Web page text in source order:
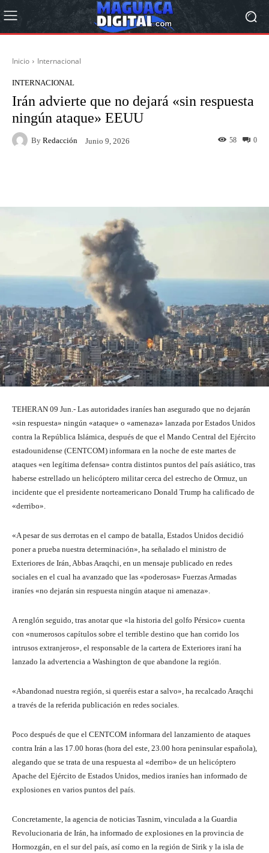
Inicio Internacional
INTERNACIONAL
Irán advierte que no dejará «sin respuesta
ningún ataque» EEUU
By Redacción Junio 9, 2026 0
58
TEHERAN 09 Jun.- Las autoridades iraníes han asegurado que no dejarán
«sin respuesta» ningún «ataque» o «amenaza» lanzada por Estados Unidos
contra la República Islámica, después de que el Mando Central del Ejército
estadounidense (CENTCOM) informara en la noche de este martes de
ataques «en legítima defensa» contra distintos puntos del país asiático, tras
haberse estrellado un helicóptero militar cerca del estrecho de Ormuz, un
incidente que el presidente norteamericano Donald Trump ha calificado de
«derribo».
«A pesar de sus derrotas en el campo de batalla, Estados Unidos decidió
poner a prueba nuestra determinación», ha señalado el ministro de
Exteriores de Irán, Abbas Araqchi, en un mensaje publicado en redes
sociales en el cual ha avanzado que las «poderosas» Fuerzas Armadas
iraníes «no dejarán sin respuesta ningún ataque ni amenaza».
A renglón seguido, tras anotar que «la historia del golfo Pérsico» cuenta
con «numerosos capítulos sobre el terrible destino que han corrido los
intrusos extranjeros», el responsable de la cartera de Exteriores iraní ha
lanzado la advertencia a Washington de que abandone la región.
«Abandonad nuestra región, si queréis estar a salvo», ha recalcado Araqchi
a través de la referida publicación en redes sociales.
Poco después de que el CENTCOM informara del lanzamiento de ataques
contra Irán a las 17.00 horas (hora del este, 23.00 hora peninsular española),
alegando que se trata de una respuesta al «derribo» de un helicóptero
Apache del Ejército de Estados Unidos, medios iraníes han informado de
explosiones en varios puntos del país.
Concretamente, la agencia de noticias Tasnim, vinculada a la Guardia
Revolucionaria de Irán, ha informado de explosiones en la provincia de
Hormozgán, en el sur del país, así como en la región de Sirik y la isla de